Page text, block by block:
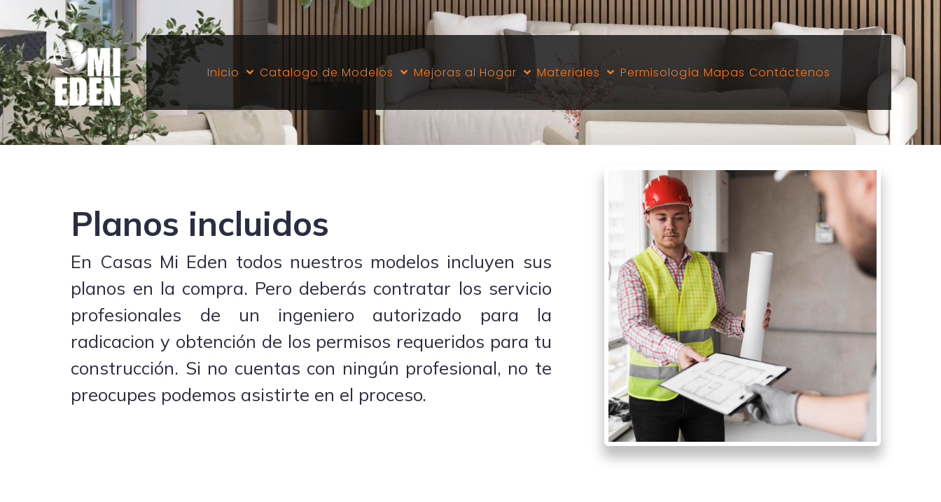
Inicio Catalogo de Modelos Mejoras al Hogar Materiales Permisología Mapas Contáctenos
Planos incluidos
En Casas Mi Eden todos nuestros modelos incluyen sus
planos en la compra. Pero deberás contratar los servicio
profesionales de un ingeniero autorizado para la
radicacion y obtención de los permisos requeridos para tu
construcción. Si no cuentas con ningún profesional, no te
preocupes podemos asistirte en el proceso.